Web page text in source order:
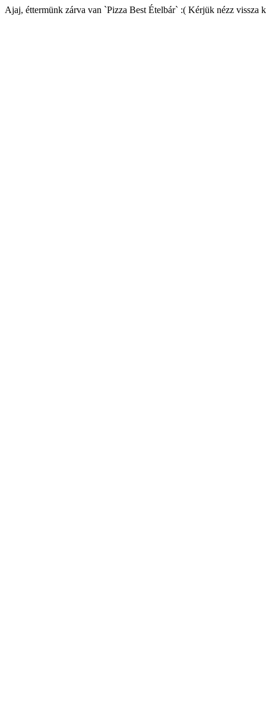
Ajaj, éttermünk zárva van `Pizza Best Ételbár` :( Kérjük nézz vissza